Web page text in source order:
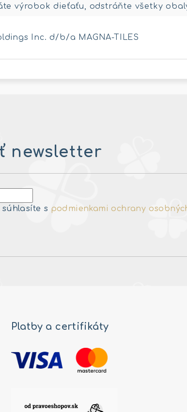
výrobok dieťaťu, odstráňte všetky
Inc. d/b/a MAGNA-TILES
newsletter
s podmienkami ochrany
Platby a certifikáty